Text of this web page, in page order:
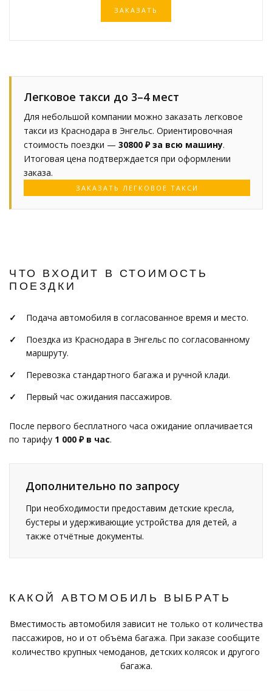
ЗАКАЗАТЬ
Легковое такси до 3–4 мест
Для небольшой компании можно заказать легковое
такси из Краснодара в Энгельс. Ориентировочная
стоимость поездки — 30800 ₽ за всю машину.
Итоговая цена подтверждается при оформлении
заказа.
ЗАКАЗАТЬ ЛЕГКОВОЕ ТАКСИ
ЧТО ВХОДИТ В СТОИМОСТЬ
ПОЕЗДКИ
Подача автомобиля в согласованное время и место.
Поездка из Краснодара в Энгельс по согласованному
маршруту.
Перевозка стандартного багажа и ручной клади.
Первый час ожидания пассажиров.
После первого бесплатного часа ожидание оплачивается
по тарифу 1 000 ₽ в час.
Дополнительно по запросу
При необходимости предоставим детские кресла,
бустеры и удерживающие устройства для детей, а
также отчётные документы.
КАКОЙ АВТОМОБИЛЬ ВЫБРАТЬ
Вместимость автомобиля зависит не только от количества
пассажиров, но и от объёма багажа. При заказе сообщите
количество крупных чемоданов, детских колясок и другого
багажа.